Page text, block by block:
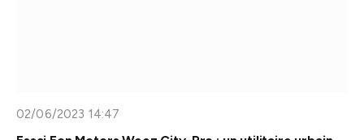
02/06/2023 14:47